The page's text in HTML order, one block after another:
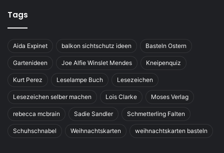
Tags
Aida Expinet balkon sichtschutz ideen Basteln Ostern
Gartenideen Joe Alfie Winslet Mendes Kneipenquiz
Kurt Perez Leselampe Buch Lesezeichen
Lesezeichen selber machen Lois Clarke Moses Verlag
rebecca mcbrain Sadie Sandler Schmetterling Falten
Schuhschnabel Weihnachtskarten weihnachtskarten basteln